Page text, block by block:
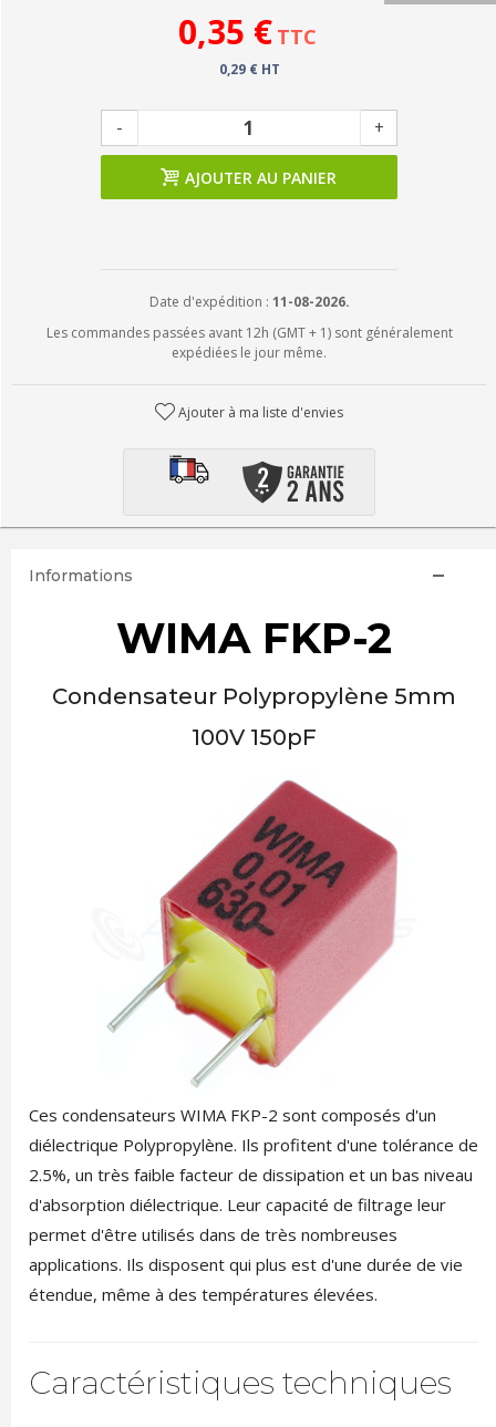
0,35 € TTC
0,29 € HT
- +
AJOUTER AU PANIER
Date d'expédition : 11-08-2026.
Les commandes passées avant 12h (GMT + 1) sont généralement
expédiées le jour même.
Ajouter à ma liste d'envies
Informations
WIMA FKP-2
Condensateur Polypropylène 5mm
100V 150pF
Ces condensateurs WIMA FKP-2 sont composés d'un
diélectrique Polypropylène. Ils profitent d'une tolérance de
2.5%, un très faible facteur de dissipation et un bas niveau
d'absorption diélectrique. Leur capacité de filtrage leur
permet d'être utilisés dans de très nombreuses
applications. Ils disposent qui plus est d'une durée de vie
étendue, même à des températures élevées.
Caractéristiques techniques